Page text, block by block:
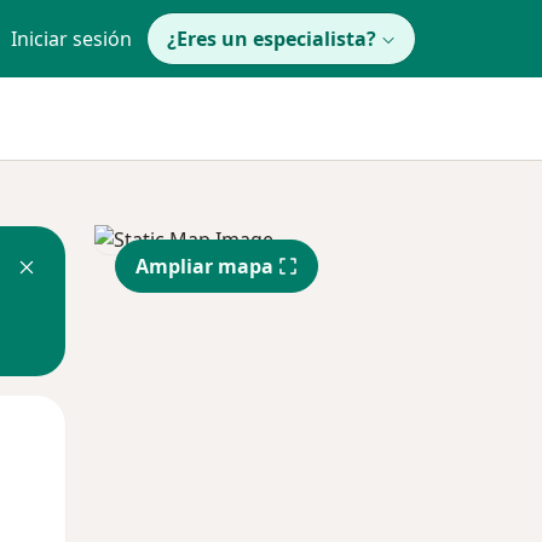
Iniciar sesión ¿Eres un especialista?
Ampliar mapa